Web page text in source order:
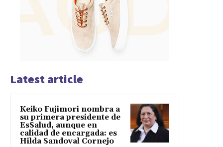
Latest article
Keiko Fujimori nombra a
su primera presidente de
EsSalud, aunque en
calidad de encargada: es
Hilda Sandoval Cornejo